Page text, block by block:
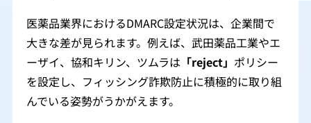
医薬品業界におけるDMARC設定状況は、企業間で
大きな差が見られます。例えば、武田薬品工業やエ
ーザイ、協和キリン、ツムラは 「reject」 ポリシー
を設定し、フィッシング詐欺防止に積極的に取り組
んでいる姿勢がうかがえます。